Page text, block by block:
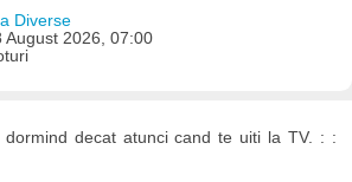
Diverse
August 2026, 07:00
dormind decat atunci cand te uiti la TV. : :